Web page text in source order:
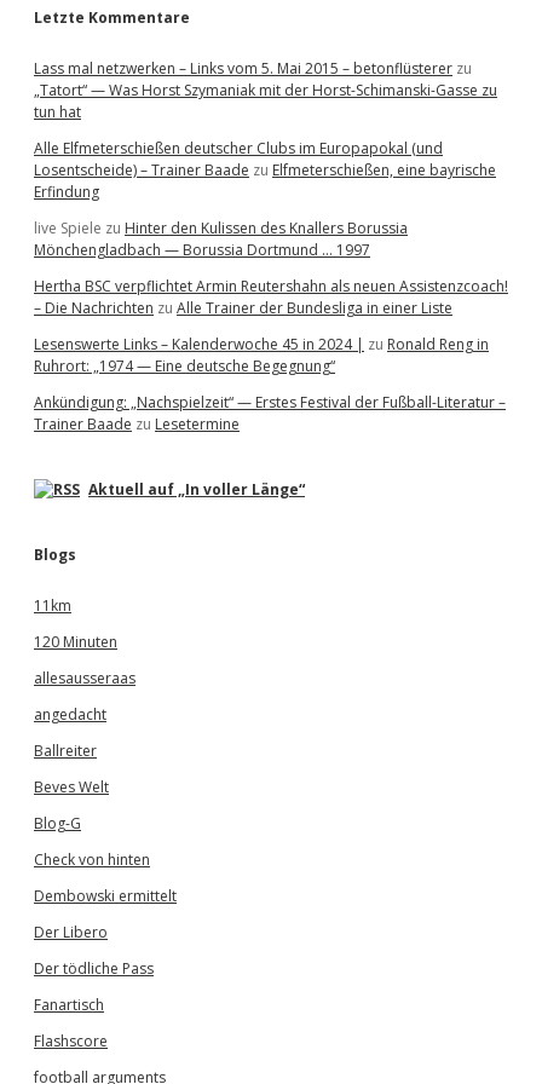
Letzte Kommentare
Lass mal netzwerken – Links vom 5. Mai 2015 – betonflüsterer zu
„Tatort“ — Was Horst Szymaniak mit der Horst-Schimanski-Gasse zu
tun hat
Alle Elfmeterschießen deutscher Clubs im Europapokal (und
Losentscheide) – Trainer Baade zu Elfmeterschießen, eine bayrische
Erfindung
live Spiele zu Hinter den Kulissen des Knallers Borussia
Mönchengladbach — Borussia Dortmund … 1997
Hertha BSC verpflichtet Armin Reutershahn als neuen Assistenzcoach!
– Die Nachrichten zu Alle Trainer der Bundesliga in einer Liste
Lesenswerte Links – Kalenderwoche 45 in 2024 | zu Ronald Reng in
Ruhrort: „1974 — Eine deutsche Begegnung“
Ankündigung: „Nachspielzeit“ — Erstes Festival der Fußball-Literatur –
Trainer Baade zu Lesetermine
Aktuell auf „In voller Länge“
Blogs
11km
120 Minuten
allesausseraas
angedacht
Ballreiter
Beves Welt
Blog-G
Check von hinten
Dembowski ermittelt
Der Libero
Der tödliche Pass
Fanartisch
Flashscore
football arguments